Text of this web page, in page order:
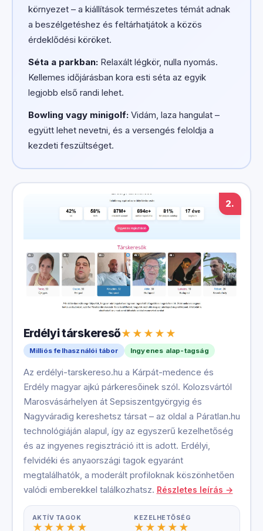
környezet – a kiállítások természetes témát adnak
a beszélgetéshez és feltárhatjátok a közös
érdeklődési köröket.
Séta a parkban:Relaxált légkör, nulla nyomás.
Kellemes időjárásban kora esti séta az egyik
legjobb első randi lehet.
Bowling vagy minigolf:Vidám, laza hangulat –
együtt lehet nevetni, és a versengés feloldja a
kezdeti feszültséget.
2.
Erdélyi társkereső
Milliós felhasználói tábor Ingyenes alap-tagság
Az erdélyi-tarskereso.hu a Kárpát-medence és
Erdély magyar ajkú párkeresőinek szól. Kolozsvártól
Marosvásárhelyen át Sepsiszentgyörgyig és
Nagyváradig kereshetsz társat – az oldal a Páratlan.hu
technológiáján alapul, így az egyszerű kezelhetőség
és az ingyenes regisztráció itt is adott. Erdélyi,
felvidéki és anyaországi tagok egyaránt
megtalálhatók, a moderált profiloknak köszönhetően
valódi emberekkel találkozhatsz. Részletes leírás →
AKTÍV TAGOK KEZELHETŐSÉG